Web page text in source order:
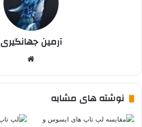
آرمین جهانگیری
نوشته های مشابه